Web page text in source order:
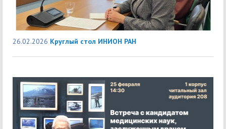
26.02.2026 Круглый стол ИНИОН РАН